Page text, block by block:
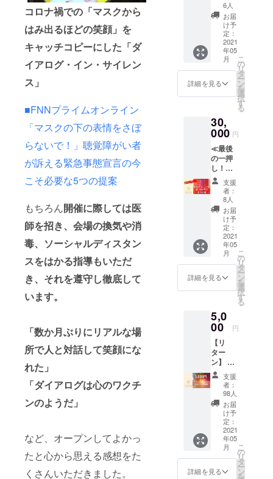
コロナ禍での「マスクから
はみ出るほどの笑顔」を
キャッチコピーにした「ダ
イアログ・イン・サイレン
ス」
■FNNプライムオンライン
「マスクの下の表情をさぼ
らないで！」聴覚障がい者
が訴える緊急事態宣言の今
こそ必要な5つの提案
もちろん開催に際しては医
師を招き、会場の換気や消
毒、ソーシャルディスタン
スをはかる指導もいただ
き、それを遵守し徹底して
います。
「数か月ぶりにリアルな場
所で人と対話して笑顔にな
れた」
「ダイアログは心のワクチ
ンのようだ」
など、オープンしてよかっ
たと心から思える感想をた
くさんいただきました。
＝＝＝
＝＝＝
＝＝＝
＝＝＝
「ダー
ク」も
しくは
「サイ
スタッ
フも着
用。着
心地が
良く、
度重な
る洗濯
にも耐
えうる
丈夫さ
です！
サイ
ズ・重
量｜
XS、
S、M、
L、XL
綿100%
｜日本
参考着
ズ:
XS：身
丈
60cm、
身幅
42cm S
：身丈
67cm、
身幅
45cm M
：身丈
70cm、
48cm L
役員商
品企
画・宣
伝担当
就任。
2014
年、取
締役に
就任
し、商
画・宣
伝担
当、事
業本部
担当な
どを歴
任。
2020年
１月か
ら現
職。
https://
www.po
la.co.jp/
compa
ny/visio
n/index.
html
ナリス
ト基金
賞奨励
賞、
2019年
「税を
チーム
でJCJ
受賞。
著書
『新聞
記者』
は、
2019年
にド
キュメ
ンタ
リー映
画『i－
新聞記
者ド
キュメ
ント
－』と
して公
開され
た。
い。１
リター
ンにつ
き１日
程参加
可能と
なりま
（5月：
5月30日
6月27日
（日）
以降未
定。期
限：
2021年
内）。
なお、
お申込
みには
コトラ
ボ会員
規約に
同意の
（無
料）が
なりま
す。 ※
材料の
送付は
ござい
ませ
ん。事
前に買
い出し
リスト
と段取
り表を
お送り
し、必
要な食
材や道
具を参
加者に
振り返
りを行
いま
す。 ※
ワーク
は３時
間で
す。
2021年
ダイア
ログ・
ジアム
「対話
の森」
にて開
催いた
しま
す。 ※
日程は
クラウ
ドファ
ンディ
ング終
事務局
よりご
す。
不要！
≫ ①ダ
イアロ
グから
のお礼
のメッ
セー
ジ ②
ダイア
ログか
らのお
メッ
セージ
6人
お届
け予
定：
2021
年05
月
詳細を見る
こ
の
リ
タ
ー
ン
を
選
択
す
る
30,
000 円
≪最後
の一押
し！特
別なリ
ターン
不要！
≫ ①ダ
イアロ
グ（ア
テンド
＆ス
タッ
フ）か
らのお
礼の
メッ
②ダイ
アログ
からの
お礼の
動画
メッ
セージ
支援
者：
8人
お届
け予
定：
2021
年05
月
詳細を見る
こ
の
リ
タ
ー
ン
を
選
択
す
る
5,0
00 円
【リ
ター
ン】 ①
ダイア
ログか
らのお
礼の
メッ
セージ
②あな
たのご
支援
で、こ
ども３
支援
者：
98人
お届
け予
定：
2021
年05
月
詳細を見る
こ
の
リ
タ
ー
ン
を